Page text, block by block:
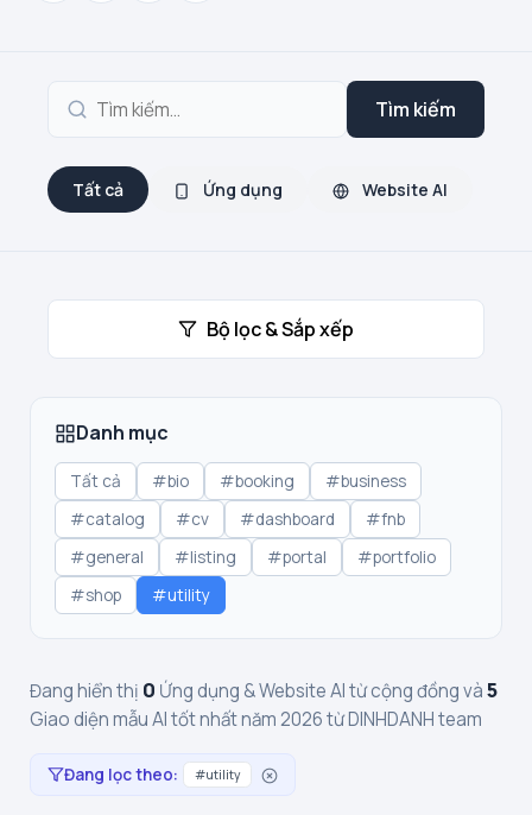
Tìm kiếm
Tất cả Ứng dụng Website AI
Bộ lọc & Sắp xếp
Danh mục
Tất cả #bio #booking
#business
#catalog
#cv #dashboard
#fnb
#general
#listing #portal
#portfolio
#shop
#utility
Đang hiển thị 0 Ứng dụng & Website AI từ cộng đồng và5
Giao diện mẫu AI tốt nhất năm 2026 từ DINHDANH team
Đang lọc theo: #utility